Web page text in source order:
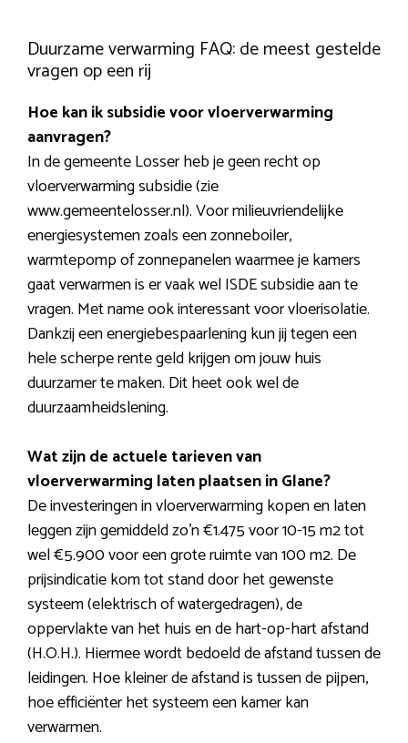
Duurzame verwarming FAQ: de meest gestelde
vragen op een rij
Hoe kan ik subsidie voor vloerverwarming
aanvragen?
In de gemeente Losser heb je geen recht op
vloerverwarming subsidie (zie
www.gemeentelosser.nl). Voor milieuvriendelijke
energiesystemen zoals een zonneboiler,
warmtepomp of zonnepanelen waarmee je kamers
gaat verwarmen is er vaak wel ISDE subsidie aan te
vragen. Met name ook interessant voor vloerisolatie.
Dankzij een energiebespaarlening kun jij tegen een
hele scherpe rente geld krijgen om jouw huis
duurzamer te maken. Dit heet ook wel de
duurzaamheidslening.
Wat zijn de actuele tarieven van
vloerverwarming laten plaatsen in Glane?
De investeringen in vloerverwarming kopen en laten
leggen zijn gemiddeld zo’n €1.475 voor 10-15 m2 tot
wel €5.900 voor een grote ruimte van 100 m2. De
prijsindicatie kom tot stand door het gewenste
systeem (elektrisch of watergedragen), de
oppervlakte van het huis en de hart-op-hart afstand
(H.O.H.). Hiermee wordt bedoeld de afstand tussen de
leidingen. Hoe kleiner de afstand is tussen de pijpen,
hoe efficiënter het systeem een kamer kan
verwarmen.